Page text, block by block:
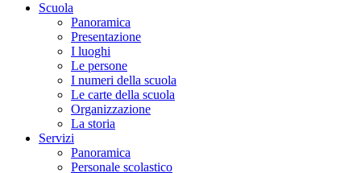
Scuola
Panoramica
Presentazione
I luoghi
Le persone
I numeri della scuola
Le carte della scuola
Organizzazione
La storia
Servizi
Panoramica
Personale scolastico